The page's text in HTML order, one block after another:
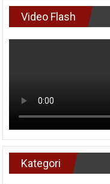
Video Flash
Kategori